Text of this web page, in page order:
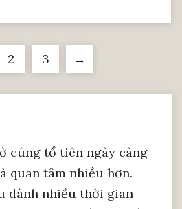
2 3 →
cúng tổ tiên ngày càng
quan tâm nhiều hơn.
dành nhiều thời gian